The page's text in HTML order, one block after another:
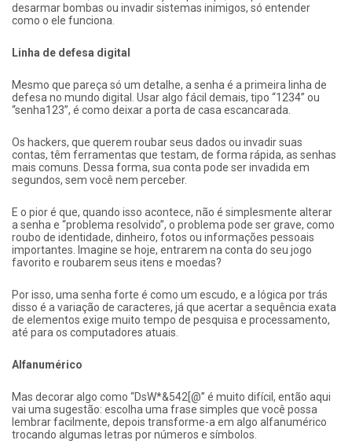
desarmar bombas ou invadir sistemas inimigos, só entender
como o ele funciona.
Linha de defesa digital
Mesmo que pareça só um detalhe, a senha é a primeira linha de
defesa no mundo digital. Usar algo fácil demais, tipo “1234” ou
“senha123”, é como deixar a porta de casa escancarada.
Os hackers, que querem roubar seus dados ou invadir suas
contas, têm ferramentas que testam, de forma rápida, as senhas
mais comuns. Dessa forma, sua conta pode ser invadida em
segundos, sem você nem perceber.
E o pior é que, quando isso acontece, não é simplesmente alterar
a senha e “problema resolvido”, o problema pode ser grave, como
roubo de identidade, dinheiro, fotos ou informações pessoais
importantes. Imagine se hoje, entrarem na conta do seu jogo
favorito e roubarem seus itens e moedas?
Por isso, uma senha forte é como um escudo, e a lógica por trás
disso é a variação de caracteres, já que acertar a sequência exata
de elementos exige muito tempo de pesquisa e processamento,
até para os computadores atuais.
Alfanumérico
Mas decorar algo como “DsW*&542[@” é muito difícil, então aqui
vai uma sugestão: escolha uma frase simples que você possa
lembrar facilmente, depois transforme-a em algo alfanumérico
trocando algumas letras por números e símbolos.